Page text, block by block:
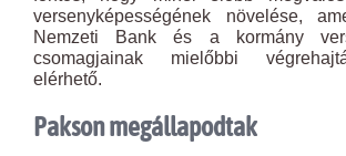
versenyképességének növelése,
Nemzeti Bank és a kormány
csomagjainak mielőbbi
elérhető.
Pakson megállapodtak